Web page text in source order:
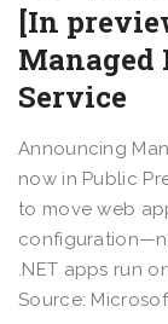
[In
Managed
Service
Announcing
now in Public
to move web
.NET apps run
Source: